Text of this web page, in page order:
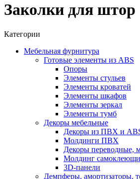
Заколки для штор
Категории
Мебельная фурнитура
Готовые элементы из ABS
Опоры
Элементы стульев
Элементы кроватей
Элементы шкафов
Элементы зеркал
Элементы тумб
Декоры мебельные
Декоры из ПВХ и
Молдинги ПВХ
Декоры переводные,
Молдинг
3D-панели
Демпферы, амортизаторы,